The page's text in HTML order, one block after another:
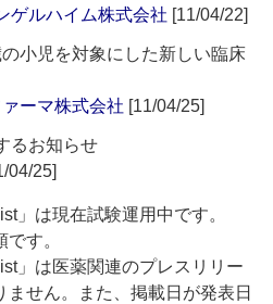
ゲルハイム株式会社 [11/04/22]
小児を対象にした新しい臨床
ーマ株式会社 [11/04/25]
るお知らせ
04/25]
」は現在試験運用中です。
す。
」は医薬関連のプレスリリー
ません。また、掲載日が発表日